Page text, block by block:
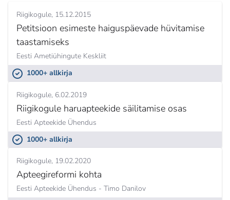
Riigikogule 15.12.2015
Petitsioon esimeste haiguspäevade hüvitamise
taastamiseks
Eesti Ametiühingute Keskliit
1000+ allkirja
Riigikogule 6.02.2019
Riigikogule haruapteekide säilitamise osas
Eesti Apteekide Ühendus
1000+ allkirja
Riigikogule 19.02.2020
Apteegireformi kohta
Eesti Apteekide Ühendus - Timo Danilov